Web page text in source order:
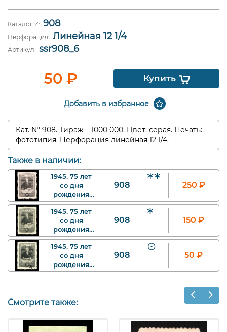
Каталог Z: 908
Перфорация: Линейная 12 1/4
Артикул: ssr908_6
50₽ Купить
Добавить в избранное
Кат. № 908. Тираж – 1000 000. Цвет: серая. Печать:
фототипия. Перфорация линейная 12 1/4.
Также в наличии:
1945. 75 лет
со дня
рождения
В.И. Ленина.
За рабочим
столом. 50 к.
Арт.
ssr908_1_baa.
908 250 ₽
1945. 75 лет
со дня
рождения
В.И. Ленина.
За рабочим
столом. 50 к.
Арт. ssr908_2.
908 150 ₽
1945. 75 лет
со дня
рождения
В.И. Ленина.
Арт. ssr908_4.
908 50 ₽
Смотрите также: